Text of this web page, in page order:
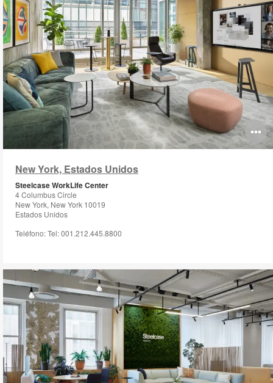
New York, Estados Unidos
Steelcase WorkLife Center
4 Columbus Circle
New York, New York 10019
Estados Unidos
Teléfono: Tel: 001.212.445.8800